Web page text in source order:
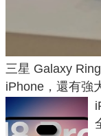
三星 Galaxy
iPhone，還有強